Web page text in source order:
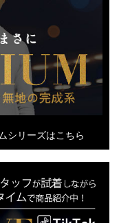
シリーズはこちら